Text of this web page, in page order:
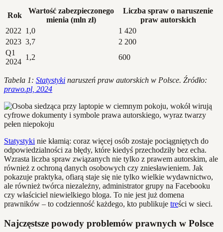
Rok
Wartość zabezpieczonego
mienia (mln zł)
Liczba spraw o naruszenie
praw autorskich
2022 1,0
1 420
2023 3,7
2 200
Q1
2024
1,2 600
Tabela 1: Statystyki naruszeń praw autorskich w Polsce. Źródło:
prawo.pl, 2024
Statystyki nie kłamią: coraz więcej osób zostaje pociągniętych do
odpowiedzialności za błędy, które kiedyś przechodziły bez echa.
Wzrasta liczba spraw związanych nie tylko z prawem autorskim, ale
również z ochroną danych osobowych czy zniesławieniem. Jak
pokazuje praktyka, ofiarą staje się nie tylko wielkie wydawnictwo,
ale również twórca niezależny, administrator grupy na Facebooku
czy właściciel niewielkiego bloga. To nie jest już domena
prawników – to codzienność każdego, kto publikuje treści w sieci.
Najczęstsze powody problemów prawnych w Polsce